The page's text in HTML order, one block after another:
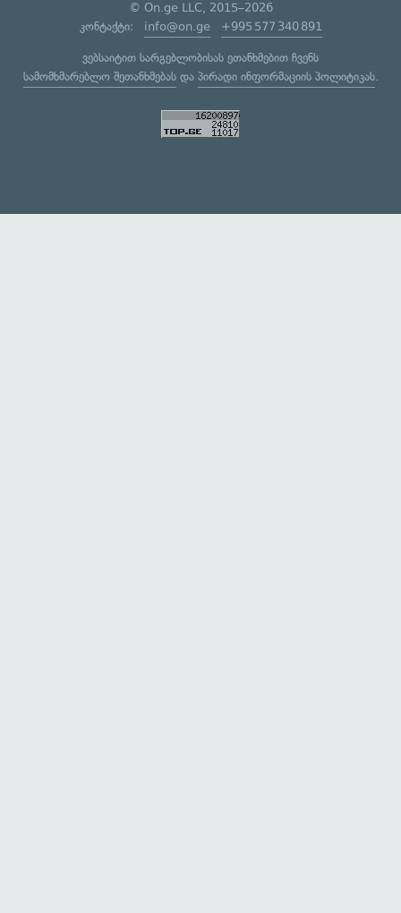
© On.ge LLC, 2015–2026
კონტაქტი: info@on.ge +995 577 340 891
ვებსაიტით სარგებლობისას ეთანხმებით ჩვენს
სამომხმარებლო შეთანხმებასდა პირადი ინფორმაციის პოლიტიკას.